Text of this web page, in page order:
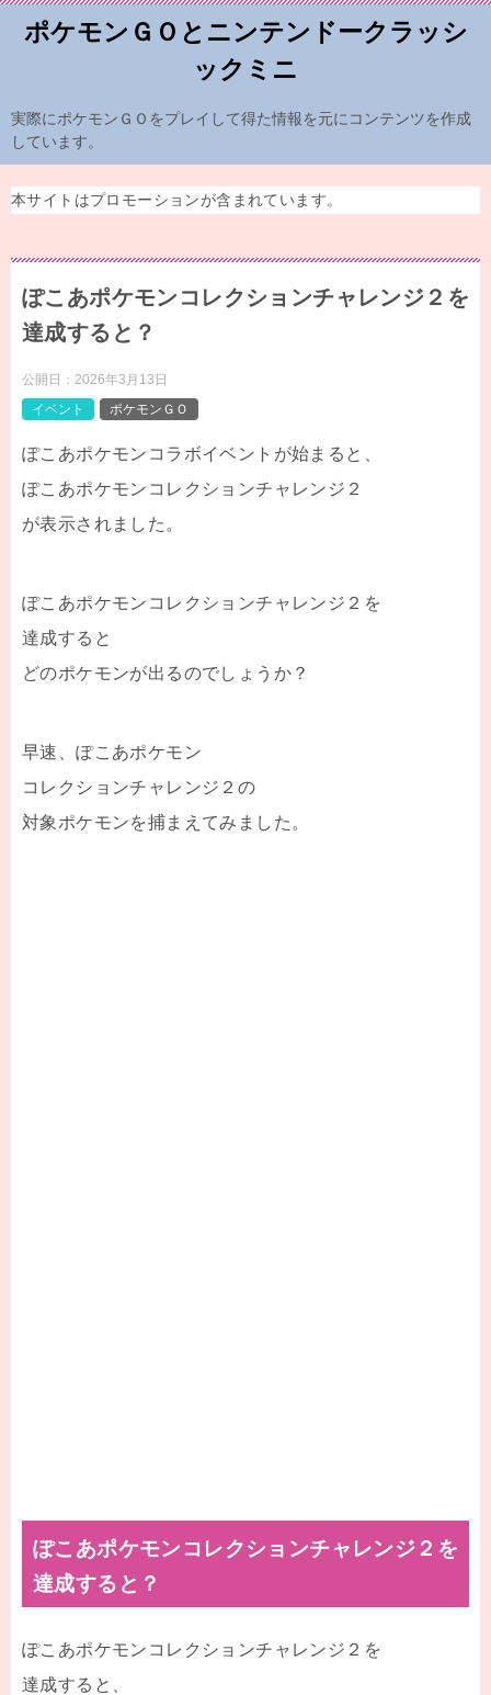
ポケモンＧＯとニンテンドークラッシ
ックミニ
実際にポケモンＧＯをプレイして得た情報を元にコンテンツを作成
しています。
本サイトはプロモーションが含まれています。
ぽこあポケモンコレクションチャレンジ２を
達成すると？
公開日： 2026年3月13日
イベント
ポケモンＧＯ
ぽこあポケモンコラボイベントが始まると、
ぽこあポケモンコレクションチャレンジ２
が表示されました。
ぽこあポケモンコレクションチャレンジ２を
達成すると
どのポケモンが出るのでしょうか？
早速、ぽこあポケモン
コレクションチャレンジ２の
対象ポケモンを捕まえてみました。
ぽこあポケモンコレクションチャレンジ２を
達成すると？
ぽこあポケモンコレクションチャレンジ２を
達成すると、